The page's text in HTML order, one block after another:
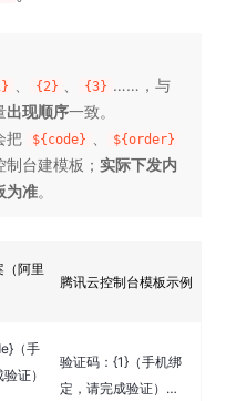
{2} {3} ……，与
出现顺序一致。
把
${code} ${order}
制台建模板； 实际下发内
为准。
（阿里
腾讯云控制台模板示例
（手
证）
验证码：{1}（手机绑
定，请完成验证）…